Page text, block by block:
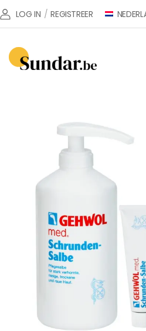
LOG IN / REGISTREER